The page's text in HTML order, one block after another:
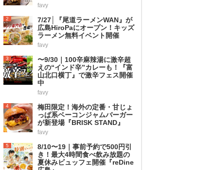
favy
2
7/27│『尾道ラーメンWAN』が
広島HiroPaにオープン！キッズ
ラーメン無料イベント開催
favy
3
〜9/30｜100辛麻辣湯に激辛超
えの“インド辛”カレーも！『富
山北口横丁』で激辛フェス開催
中
favy
4
梅田限定！海外の定番・甘じょ
っぱ系ベーコンジャムバーガー
が新登場『BRISK STAND』
favy
5
8/10〜19｜事前予約で500円引
き！最大4時間食べ飲み放題の
夏休みビュッフェ開催『reDine